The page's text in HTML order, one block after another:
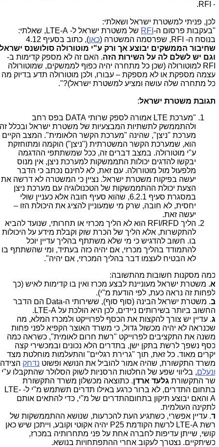
לכן, פניתי למשטרת ישראל ושאלתי:
"בעקבות פרסום ה-RFIשל משטרת ישראל ל-LTE-A, שאלתי:
בנוסח ה-RFI, שפרסמה המשטרה ( כאן), כתוב בסעיף 4.12
שחיבור הממשקים יבוצע אך ורק ע"י מוטורולה סולושנס ישראל
וגם יש לשלם לה על השירות הזה. האם זה לא מספק קדימות ב-
RFIלמוטורולה (שכן כל מתחרה יהיה כפוף לממשקים, שמוטורולה
עצמה מספקת או לא מספקת – עבורו, ולכן מוטורולה תדע בדיוק מה
כל מתחרה שלה עושה ומציע למשטרת ישראל)?".
תגובת משטרת ישראל:
"מערכתLTEאמורה לספק שרותיDATAבפס רחב
ולהתממשק לתשתיות המבצעיות של משטרת ישראל ובכלל זה
מערכת "ניצן", שהינה "מערכת הקשר הלאומית". המצב הקיים
הוא, שמערכת הקשר המשטרתית ("ניצן") הוקמה ומתוחזקת
ע"י מוטורולה. במצב דברים זה, ככל שמשתתפי ההדגמה
יבקשו להדגים יכולות התממשקות למערכת ניצן, אין מנוס
מלפעול מול מוטורולה. עם זאת, לא לחינם נכתב כי הדבר
יעשה בפיקוח משטרת ישראל. נציין כי המשטרה לא דרשה את
הצעת יכולת ההתממשקות של הטכנולוגיה עם מערכת ניצן
במסגרת סעיף 6.2.1, שהוא סעיף חובה אלא כעניין שולי
יחסית, לא חובה, שרק מי שמעוניין להציג את היכולת הזו –
יעשה זאת.
הליךRFI/RFDהוא לא הליך מכרזי או תחרותי, שנועד להביא
להתקשרות, אלא הליך של הכרת שוק וקבלת מידע על היכולות
בו. חשוב להדגיש כי מי שלא משתתף בהליך עדיין יוכל
להתמודד בהליך מכרזי, אם יהיה כזה בעתיד, ומי שהשתתף בו
לא הבטיח לעצמו דבר בהליך המכרזי, אם יהיה".
כמה מסקנות חשובות מהתשובה:
א. משטרת ישראל מעוניינת לבצע מכרז ואין בו קדימות לאיש (כך
לפחות זה נראה כעת, לפי הודעת מ"י).
ב
. משטרת ישראל הבינה (סוף סוף), ששירותי ה-Data הם הדבר
החשוב ביותר בשירותים ניידים, לכן היא הולכת על LTE-A.
. עדיין יש צורך להקצות את הכסף לפרוייקט ולמכרז המלא, מה
שכנראה לא יהיה מכשול גדול, כי משרד האוצר הקפיא לפני פחות
משנה את התקציבים לפרוייקט "רשת חרום לאומית", כשראה כמה
כסף נשפך לרשת בתקן ישן, בתדרים הלא נכונים ובמכשירי קצה
יקרים מאוד. כל זאת, תוך "גרירת רגליים" והתעלמות מוחלטת מצד
משרד התקשורת, שהיה אמור להוביל את הנושא ופשוטנדחקהצידה
ונעלם, בליווי שפע של החלטות הרסניות לשוק הסלולר שהתקבלו ע"י
שר התקשורתגלעד ארדן. כתוצאה מכשלון משרד התקשורת
בתחום התדרים, לא ברור כרגע באילו תדרים תשתמש מ"י ל- LTE-
A והאם יבוצע תיקון בתחוםהתדרים של מ"י, כדי להתאים אותם
לתקינה העולמית.
. עדיין אפשרי, כשתגיע העת להכרעות, שנושא ההתממשקות של
רשת LTE-A לרשת הקודמת P25 יהיה אקוטי וקובע, וייתכן שיש כאן
קושי, שייתן עדיפות לחברה אחת על פני מתחרותיה במכרז,
כשיתקיים. נצטרך לעקוב אחרי ההתפתחויות בנושא.